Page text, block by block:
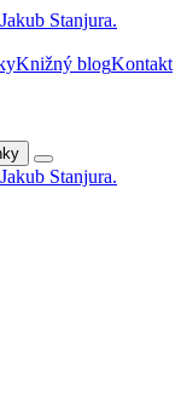
Knižný blogKontakt